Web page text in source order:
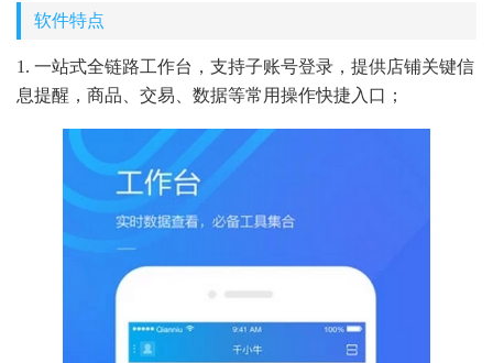
软件特点
1. 一站式全链路工作台，支持子账号登录，提供店铺关键信
息提醒，商品、交易、数据等常用操作快捷入口；